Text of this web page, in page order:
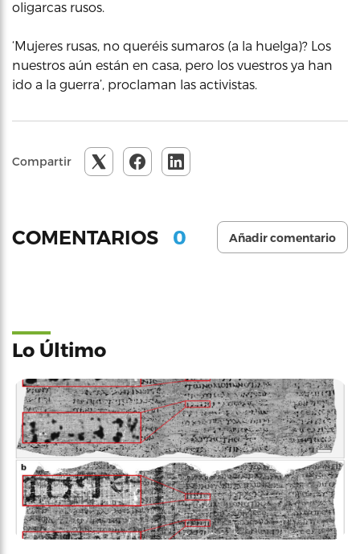
oligarcas rusos.
‘Mujeres rusas, no queréis sumaros (a la huelga)? Los
nuestros aún están en casa, pero los vuestros ya han
ido a la guerra’, proclaman las activistas.
Compartir
COMENTARIOS 0 Añadir comentario
Lo Último